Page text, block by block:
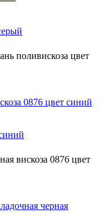
поливискоза цвет
вискоза 0876 цвет